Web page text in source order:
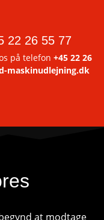
22 26 55 77
på telefon +45 22 26
maskinudlejning.dk
at modtage